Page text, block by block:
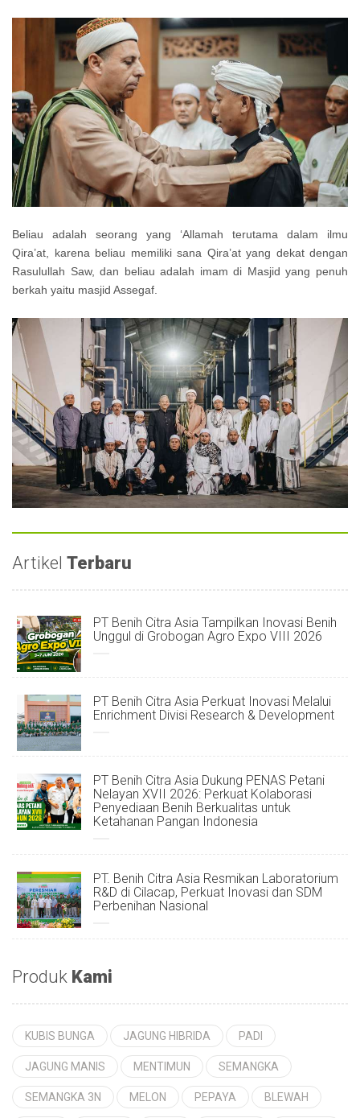
Beliau adalah seorang yang ‘Allamah terutama dalam ilmu
Qira’at, karena beliau memiliki sana Qira’at yang dekat dengan
Rasulullah Saw, dan beliau adalah imam di Masjid yang penuh
berkah yaitu masjid Assegaf.
Artikel Terbaru
PT Benih Citra Asia Tampilkan Inovasi Benih
Unggul di Grobogan Agro Expo VIII 2026
PT Benih Citra Asia Perkuat Inovasi Melalui
Enrichment Divisi Research & Development
PT Benih Citra Asia Dukung PENAS Petani
Nelayan XVII 2026: Perkuat Kolaborasi
Penyediaan Benih Berkualitas untuk
Ketahanan Pangan Indonesia
PT. Benih Citra Asia Resmikan Laboratorium
R&D di Cilacap, Perkuat Inovasi dan SDM
Perbenihan Nasional
Produk Kami
KUBIS BUNGA JAGUNG HIBRIDA PADI
JAGUNG MANIS MENTIMUN SEMANGKA
SEMANGKA 3N MELON PEPAYA BLEWAH